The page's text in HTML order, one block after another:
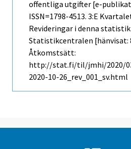
offentliga utgifter [e-
ISSN=1798-4513. 3:e
Revideringar i denna
Statistikcentralen [hänvisat:
Åtkomstsätt:
http://stat.fi/til/jmhi/2020/
2020-10-26_rev_001_sv.html